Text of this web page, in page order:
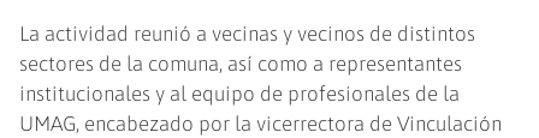
La actividad reunió a vecinas y vecinos de distintos
sectores de la comuna, así como a representantes
institucionales y al equipo de profesionales de la
UMAG, encabezado por la vicerrectora de Vinculación